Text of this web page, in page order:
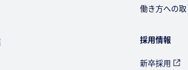
働き方への
採用情報
新卒採用